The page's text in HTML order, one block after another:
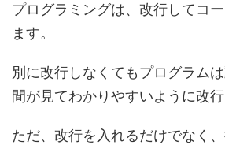
プログラミングは、改行してコ
ます。
別に改行しなくてもプログラム
間が見てわかりやすいように改行
ただ、改行を入れるだけでなく